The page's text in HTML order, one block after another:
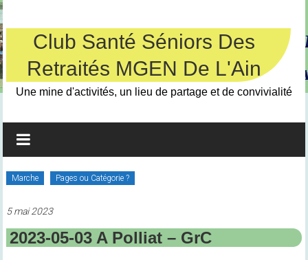
Skip
to
contentClub Santé Séniors Des
Retraités MGEN De L'Ain
Une mine d'activités, un lieu de partage et de convivialité
Marche Pages ou Catégorie ?
5 mai 2023
2023-05-03 A Polliat – GrC